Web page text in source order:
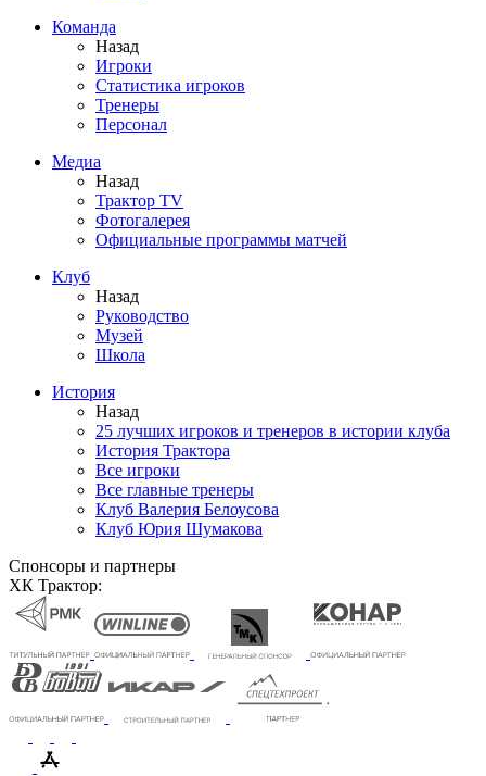
Команда
Назад
Игроки
Статистика игроков
Тренеры
Персонал
Медиа
Назад
Трактор TV
Фотогалерея
Официальные программы матчей
Клуб
Назад
Руководство
Музей
Школа
История
Назад
25 лучших игроков и тренеров в истории клуба
История Трактора
Все игроки
Все главные тренеры
Клуб Валерия Белоусова
Клуб Юрия Шумакова
Спонсоры и партнеры
ХК Трактор: